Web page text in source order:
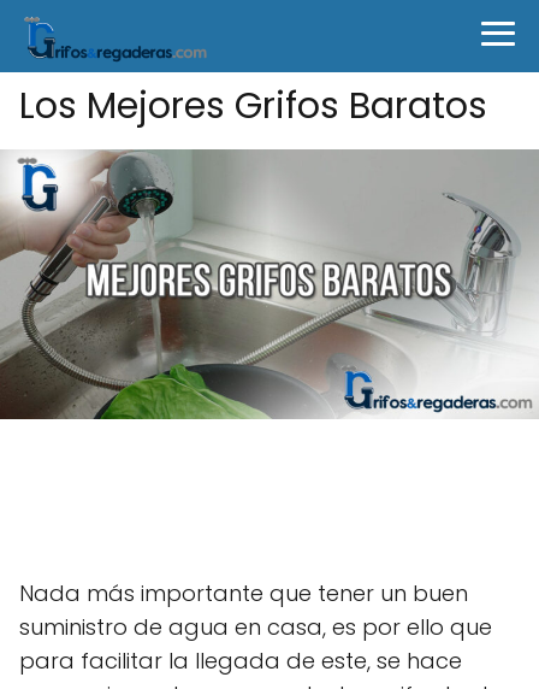
Los Mejores Grifos Baratos
Nada más importante que tener un buen
suministro de agua en casa, es por ello que
para facilitar la llegada de este, se hace